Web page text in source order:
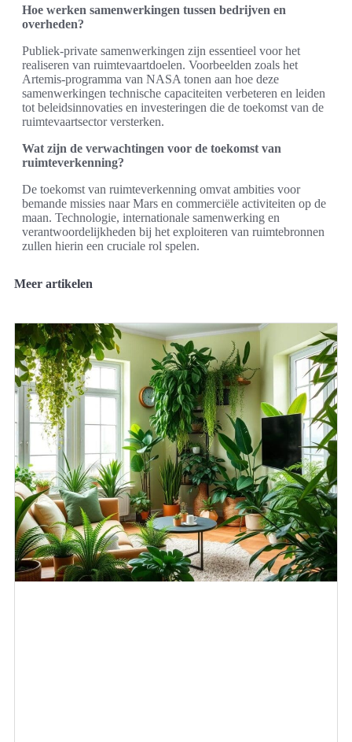
Hoe werken samenwerkingen tussen bedrijven en
overheden?
Publiek-private samenwerkingen zijn essentieel voor het
realiseren van ruimtevaartdoelen. Voorbeelden zoals het
Artemis-programma van NASA tonen aan hoe deze
samenwerkingen technische capaciteiten verbeteren en leiden
tot beleidsinnovaties en investeringen die de toekomst van de
ruimtevaartsector versterken.
Wat zijn de verwachtingen voor de toekomst van
ruimteverkenning?
De toekomst van ruimteverkenning omvat ambities voor
bemande missies naar Mars en commerciële activiteiten op de
maan. Technologie, internationale samenwerking en
verantwoordelijkheden bij het exploiteren van ruimtebronnen
zullen hierin een cruciale rol spelen.
Meer artikelen